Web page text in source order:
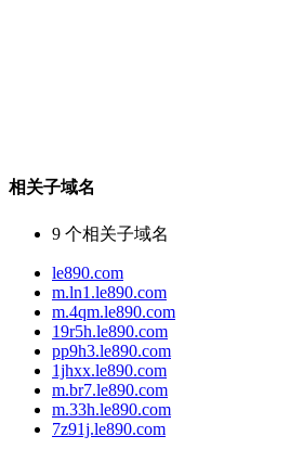
相关子域名
9 个相关子域名
le890.com
m.ln1.le890.com
m.4qm.le890.com
19r5h.le890.com
pp9h3.le890.com
1jhxx.le890.com
m.br7.le890.com
m.33h.le890.com
7z91j.le890.com